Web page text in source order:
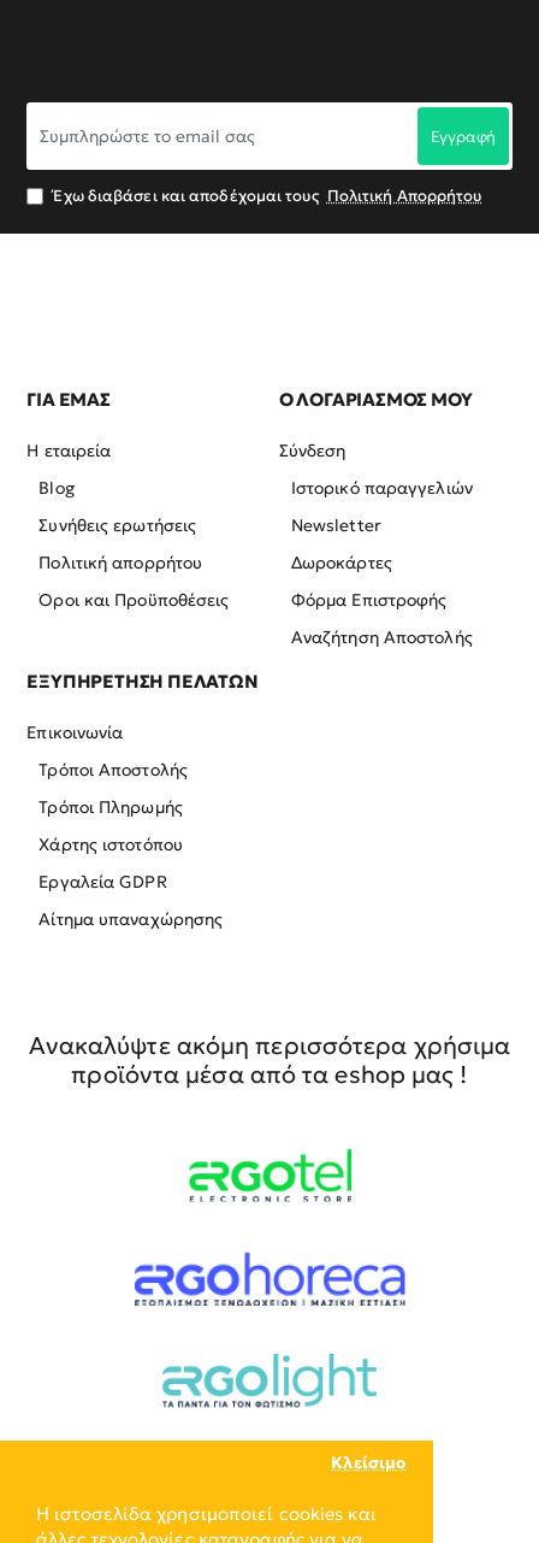
Η ιστοσελίδα χρησιμοποιεί cookies και
Κλείσιμο
το
σας
Εγγραφή
Έχω διαβάσει και αποδέχομαι τους Πολιτική Απορρήτου
ΓΙΑ ΕΜΑΣ
Η εταιρεία
Blog
Συνήθεις ερωτήσεις
Πολιτική απορρήτου
Όροι και Προϋποθέσεις
Ο ΛΟΓΑΡΙΑΣΜΟΣ ΜΟΥ
Σύνδεση
Ιστορικό παραγγελιών
Newsletter
Δωροκάρτες
Φόρμα Επιστροφής
Αναζήτηση Αποστολής
ΕΞΥΠΗΡΕΤΗΣΗ ΠΕΛΑΤΩΝ
Επικοινωνία
Τρόποι Αποστολής
Τρόποι Πληρωμής
Χάρτης ιστοτόπου
Εργαλεία GDPR
Αίτημα υπαναχώρησης
Ανακαλύψτε ακόμη περισσότερα χρήσιμα
προϊόντα μέσα από τα eshop μας !